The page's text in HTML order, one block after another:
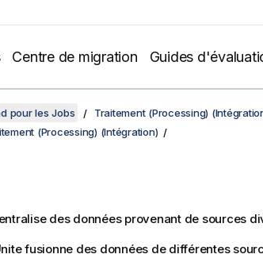
Centre de migration Guides
pour les Jobs
Traitement (Processing)
(Processing) (Intégration)
des données provenant de sources
fusionne des données de différentes